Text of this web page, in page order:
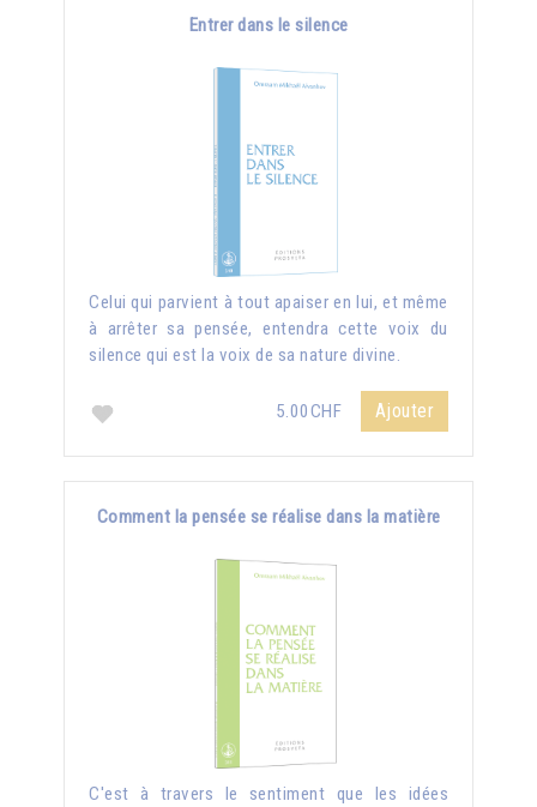
Entrer dans le silence
Celui qui parvient à tout apaiser en lui, et même
à arrêter sa pensée, entendra cette voix du
silence qui est la voix de sa nature divine.
5.00CHF Ajouter
Comment la pensée se réalise dans la matière
C'est à travers le sentiment que les idées